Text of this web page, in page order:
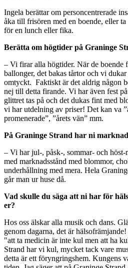
Ingela berättar om personcentrerade
åka till frisören med en boende, eller
för en lunch eller fika.
Berätta om högtider på Graninge
– Vi firar alla högtider. När de boende
ballonger, det bakas tårtor och vi
omtyckt. Faktiskt är det aldrig någon
nej till detta firande. Vi har även fest
glittret tas på och det dukas fint med
vi har utdelning av priser! Det kan va
promenerade”, ”årets vän” mm.
På Graninge Strand har ni
– Vi har jul-, påsk-, sommar- och
med marknadsstånd med blommor,
underhållning med mera. Hela
går man ur huse då.
Vad skulle du säga att ni har för
er?
Hos oss älskar alla musik och dans.
genom dagarna, det är
"att ta medicin är inte kul men att ha
Strand har vi kul, mycket tack vare
detta är ett föryngringshem. Kungens